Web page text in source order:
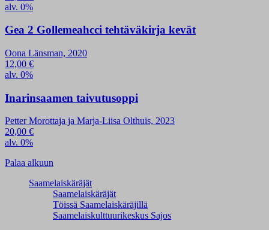
alv. 0%
Gea 2 Gollemeahcci tehtäväkirja kevät
Oona Länsman, 2020
12,00 €
alv. 0%
Inarinsaamen taivutusoppi
Petter Morottaja ja Marja-Liisa Olthuis, 2023
20,00 €
alv. 0%
Palaa alkuun
Saamelaiskäräjät
Saamelaiskäräjät
Töissä Saamelaiskäräjillä
Saamelaiskulttuuri­keskus Sajos